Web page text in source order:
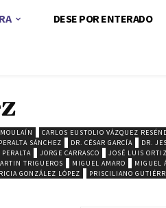
DESE POR ENTERADO
CARLOS EUSTOLIO VÁZQUEZ
SÁNCHEZ DR. CÉSAR GARCÍA
DR.
JORGE CARRASCO JOSÉ LUIS
TRIGUEROS MIGUEL AMARO MIGUEL
GONZÁLEZ LÓPEZ PRISCILIANO